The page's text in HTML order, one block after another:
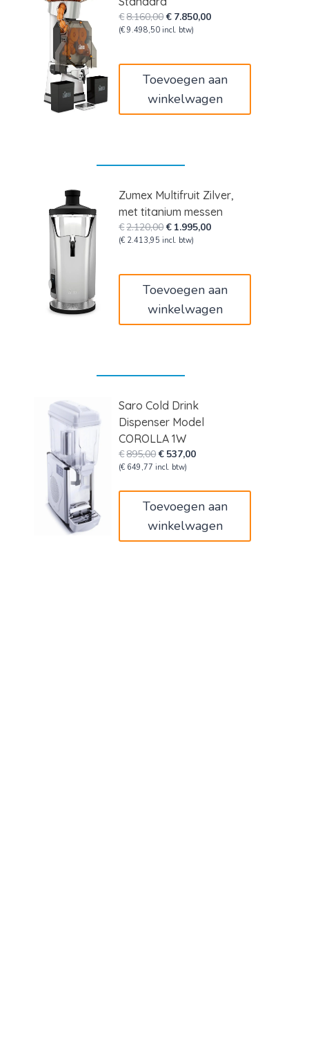
€8.160,00Oorspronkelijke
prijs
€ 7.850,00Huidige
(€ 9.498,50 incl. btw)
Toevoegen aan
winkelwagen
Zumex Multifruit Zilver,
met titanium messen
€2.120,00Oorspronkelijke
prijs
€ 1.995,00Huidige
(€ 2.413,95 incl. btw)
Toevoegen aan
winkelwagen
Saro Cold Drink
Dispenser Model
COROLLA 1W
€895,00Oorspronkelijke
prijs
€ 537,00Huidige
(€ 649,77 incl. btw)
Toevoegen aan
winkelwagen